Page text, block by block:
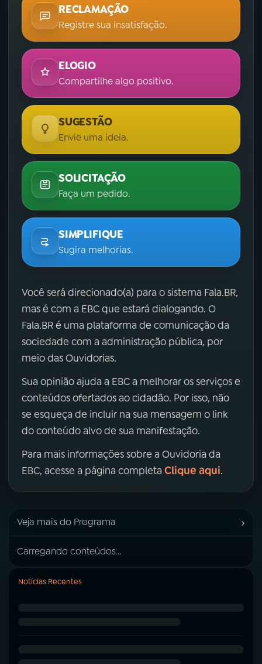
RECLAMAÇÃO
Registre sua insatisfação.
ELOGIO
Compartilhe algo positivo.
SUGESTÃO
Envie uma ideia.
SOLICITAÇÃO
Faça um pedido.
SIMPLIFIQUE
Sugira melhorias.
Você será direcionado(a) para o sistema Fala.BR,
mas é com a EBC que estará dialogando. O
Fala.BR é uma plataforma de comunicação da
sociedade com a administração pública, por
meio das Ouvidorias.
Sua opinião ajuda a EBC a melhorar os serviços e
conteúdos ofertados ao cidadão. Por isso, não
se esqueça de incluir na sua mensagem o link
do conteúdo alvo de sua manifestação.
Para mais informações sobre a Ouvidoria da
EBC, acesse a página completa Clique aqui.
Veja mais do Programa ›
Carregando conteúdos...
Notícias Recentes